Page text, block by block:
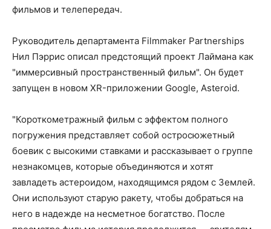
фильмов и телепередач.
Руководитель департамента Filmmaker Partnerships
Нил Пэррис описал предстоящий проект Лаймана как
"иммерсивный пространственный фильм". Он будет
запущен в новом XR-приложении Google, Asteroid.
"Короткометражный фильм с эффектом полного
погружения представляет собой остросюжетный
боевик с высокими ставками и рассказывает о группе
незнакомцев, которые объединяются и хотят
завладеть астероидом, находящимся рядом с Землей.
Они используют старую ракету, чтобы добраться на
него в надежде на несметное богатство. После